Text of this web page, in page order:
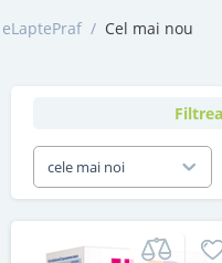
eLaptePraf / Cel mai nou
cele mai noi